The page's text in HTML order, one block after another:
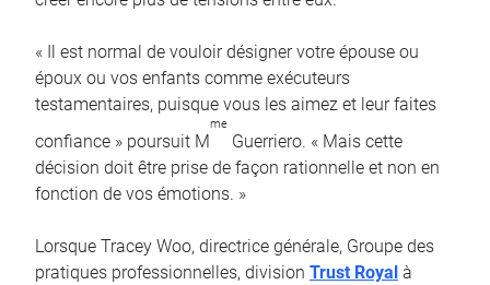
« Il est normal de vouloir désigner votre épouse ou
époux ou vos enfants comme exécuteurs
testamentaires, puisque vous les aimez et leur faites
confiance » poursuit M
me
Guerriero. « Mais cette
décision doit être prise de façon rationnelle et non en
fonction de vos émotions. »
Lorsque Tracey Woo, directrice générale, Groupe des
pratiques professionnelles, division Trust Royal à